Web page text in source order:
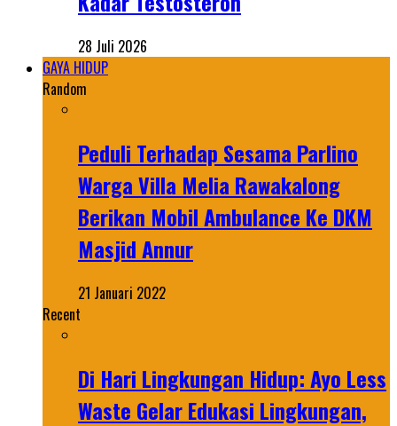
28 Juli 2026
GAYA HIDUP
Random
Peduli Terhadap Sesama Parlino
Warga Villa Melia Rawakalong
Berikan Mobil Ambulance Ke DKM
Masjid Annur
21 Januari 2022
Recent
Di Hari Lingkungan Hidup: Ayo Less
Waste Gelar Edukasi Lingkungan,